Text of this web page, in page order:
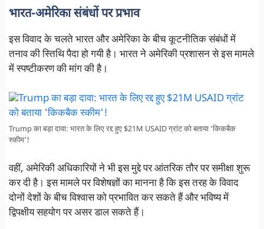
भारत-अमेरिका संबंधों पर प्रभाव
इस विवाद के चलते भारत और अमेरिका के बीच कूटनीतिक संबंधों में
तनाव की स्तिथि पैदा हो गयी है। भारत ने अमेरिकी प्रशासन से इस मामले
में स्पष्टीकरण की मांग की है।
Trump का बड़ा दावा: भारत के लिए रद्द हुए $21M USAID ग्रांट को बताया ‘किकबैक
स्कीम’!
वहीं, अमेरिकी अधिकारियों ने भी इस मुद्दे पर आंतरिक तौर पर समीक्षा शुरू
कर दी है। इस मामले पर विशेषज्ञों का मानना है कि इस तरह के विवाद
दोनों देशों के बीच विश्वास को प्रभावित कर सकते हैं और भविष्य में
द्विपक्षीय सहयोग पर असर डाल सकते हैं।